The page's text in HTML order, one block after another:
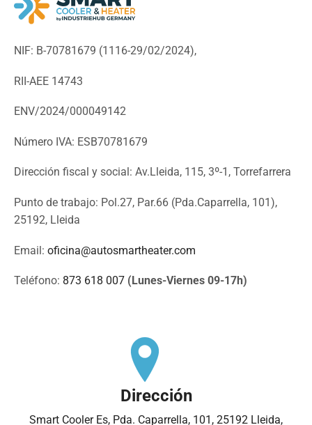
NIF: B-70781679 (1116-29/02/2024),
RII-AEE 14743
ENV/2024/000049142
Número IVA: ESB70781679
Dirección fiscal y social: Av.Lleida, 115, 3º-1, Torrefarrera
Punto de trabajo: Pol.27, Par.66 (Pda.Caparrella, 101),
25192, Lleida
Email: oficina@autosmartheater.com
Teléfono: 873 618 007 (Lunes-Viernes 09-17h)
Dirección
Smart Cooler Es, Pda. Caparrella, 101, 25192 Lleida,